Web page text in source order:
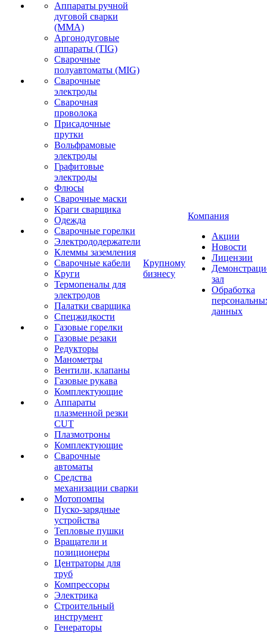
Аппараты ручной
дуговой сварки
(MMA)
Аргонодуговые
аппараты (TIG)
Сварочные
полуавтоматы (MIG)
Сварочные
электроды
Сварочная
проволока
Присадочные
прутки
Вольфрамовые
электроды
Графитовые
электроды
Флюсы
Сварочные маски
Краги сварщика
Одежда
Сварочные горелки
Электрододержатели
Клеммы заземления
Сварочные кабели
Круги
Термопеналы для
электродов
Палатки сварщика
Спецжидкости
Газовые горелки
Газовые резаки
Редукторы
Манометры
Вентили, клапаны
Газовые рукава
Комплектующие
Аппараты
плазменной резки
CUT
Плазмотроны
Комплектующие
Сварочные
автоматы
Средства
механизации сварки
Мотопомпы
Пуско-зарядные
устройства
Тепловые пушки
Вращатели и
позиционеры
Центраторы для
труб
Компрессоры
Электрика
Строительный
инструмент
Генераторы
Крупному
бизнесу
Компания
Акции
Новости
Лицензии
зал
Обработка
данных